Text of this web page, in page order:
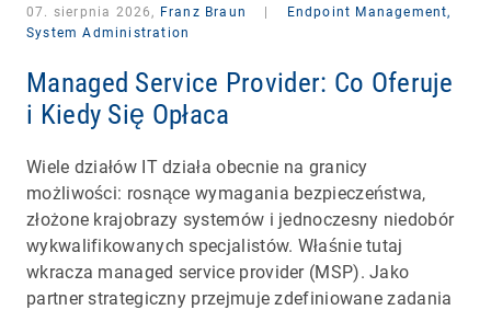
07. sierpnia 2026, Franz Braun
Endpoint Management,
System Administration
Managed Service Provider: Co Oferuje
i Kiedy Się Opłaca
Wiele działów IT działa obecnie na granicy
możliwości: rosnące wymagania bezpieczeństwa,
złożone krajobrazy systemów i jednoczesny niedobór
wykwalifikowanych specjalistów. Właśnie tutaj
wkracza managed service provider (MSP). Jako
partner strategiczny przejmuje zdefiniowane zadania